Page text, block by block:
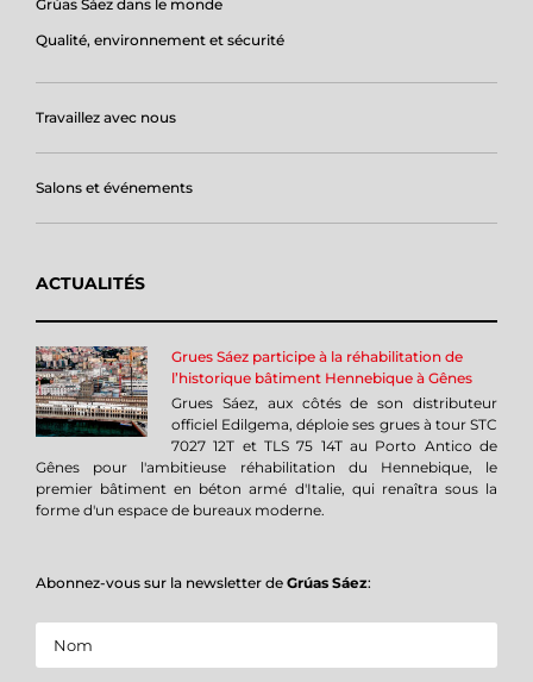
Grúas Sáez dans le monde
Qualité, environnement et sécurité
Travaillez avec nous
Salons et événements
ACTUALITÉS
Grues Sáez participe à la réhabilitation de
l’historique bâtiment Hennebique à Gênes
Grues Sáez, aux côtés de son distributeur
officiel Edilgema, déploie ses grues à tour STC
7027 12T et TLS 75 14T au Porto Antico de
Gênes pour l'ambitieuse réhabilitation du Hennebique, le
premier bâtiment en béton armé d'Italie, qui renaîtra sous la
forme d'un espace de bureaux moderne.
Abonnez-vous sur la newsletter de Grúas Sáez: